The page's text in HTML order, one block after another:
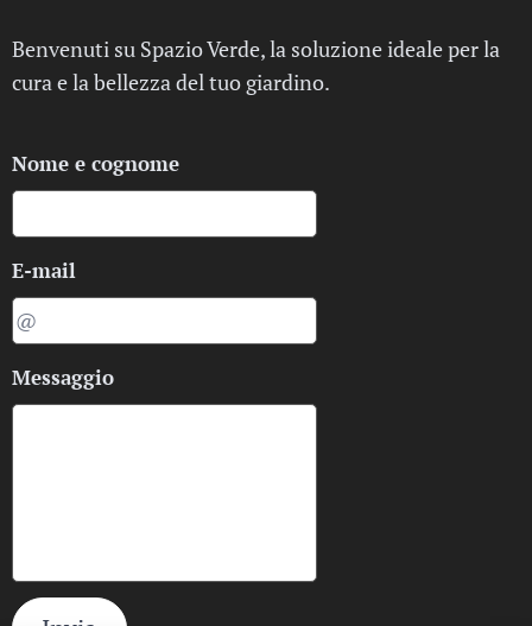
Benvenuti su Spazio Verde, la soluzione ideale per la
cura e la bellezza del tuo giardino.
Nome e cognome
E-mail
Messaggio